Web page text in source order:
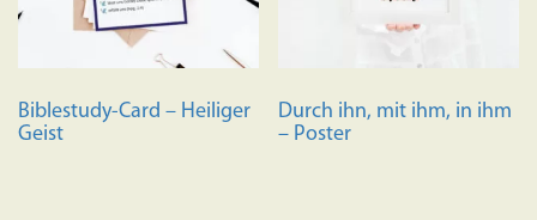
Biblestudy-Card – Heiliger
Geist
Durch ihn, mit ihm, in ihm
– Poster